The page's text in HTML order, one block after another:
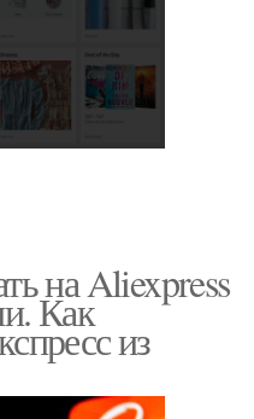
на Aliexpress
Как
из